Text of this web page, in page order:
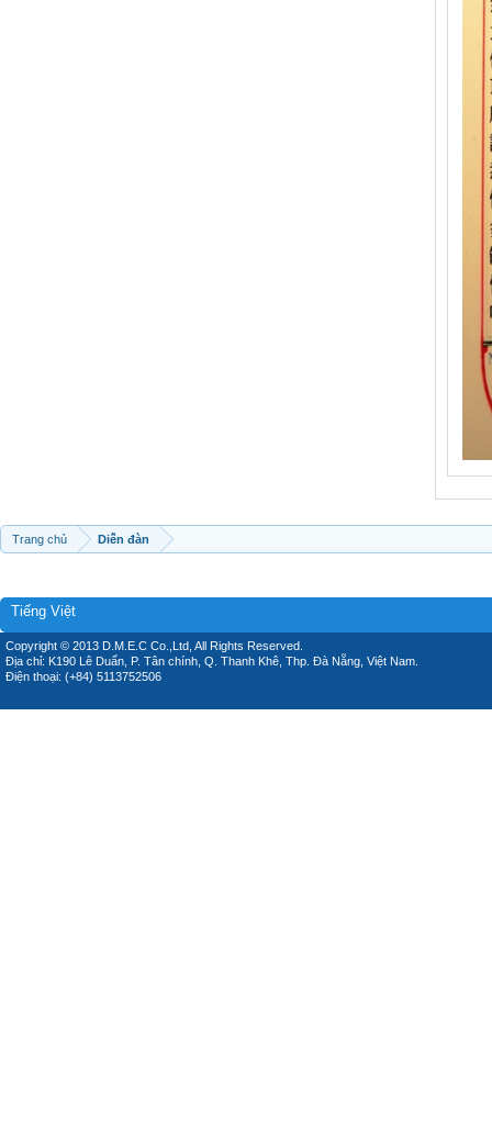
Trang chủ Diễn đàn
Tiếng Việt
Copyright © 2013 D.M.E.C Co.,Ltd, All Rights Reserved.
Địa chỉ: K190 Lê Duẩn, P. Tân chính, Q. Thanh Khê, Thp. Đà Nẵng, Việt Nam.
Điện thoại: (+84) 5113752506